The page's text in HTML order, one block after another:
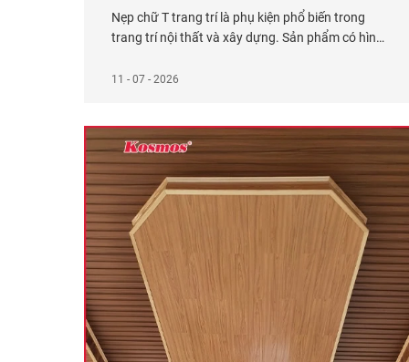
Nẹp chữ T trang trí là phụ kiện phổ biến trong
trang trí nội thất và xây dựng. Sản phẩm có hình
dụng để nối các khe hở trên tường và tạo điểm
11 - 07 - 2026